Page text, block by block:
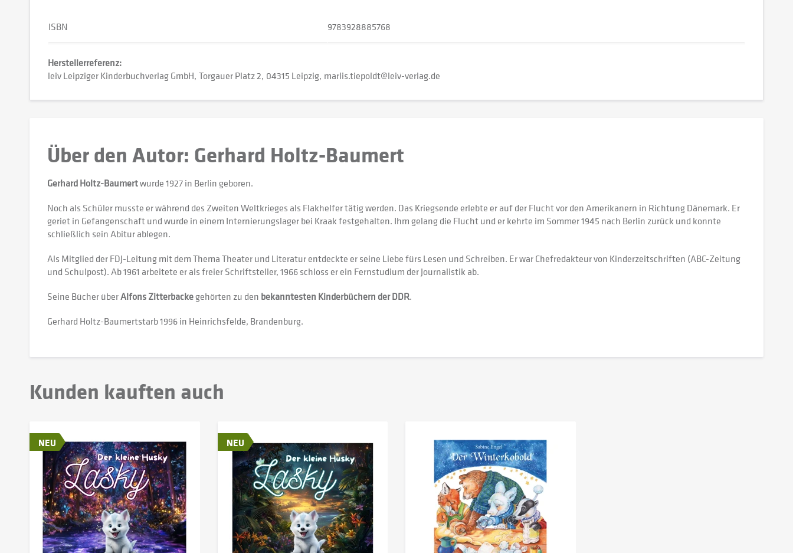
ISBN 9783928885768
Herstellerreferenz:
leiv Leipziger Kinderbuchverlag GmbH Torgauer Platz 2 04315 Leipzig marlis.tiepoldt@leiv-verlag.de
Über den Autor: Gerhard Holtz-Baumert
Gerhard Holtz-Baumertwurde 1927 in Berlin geboren.
Noch als Schüler musste er während des Zweiten Weltkrieges als Flakhelfer tätig werden. Das Kriegsende erlebte er auf der Flucht vor den Amerikanern in Richtung Dänemark. Er
geriet in Gefangenschaft und wurde in einem Internierungslager bei Kraak festgehalten. Ihm gelang die Flucht und er kehrte im Sommer 1945 nach Berlin zurück und konnte
schließlich sein Abitur ablegen.
Als Mitglied der FDJ-Leitung mit dem Thema Theater und Literatur entdeckte er seine Liebe fürs Lesen und Schreiben. Er war Chefredakteur von Kinderzeitschriften (ABC-Zeitung
und Schulpost). Ab 1961 arbeitete er als freier Schriftsteller, 1966 schloss er ein Fernstudium der Journalistik ab.
Seine Bücher überAlfons Zitterbackegehörten zu den bekanntesten Kinderbüchern der DDR.
Gerhard Holtz-Baumertstarb 1996 in Heinrichsfelde, Brandenburg.
Kunden kauften auch
NEU NEU